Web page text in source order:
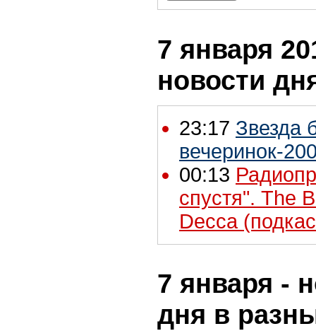
7 января
новости
23:17 Звезда
вечеринок-
00:13
спустя". The
Decca
7 января -
дня в